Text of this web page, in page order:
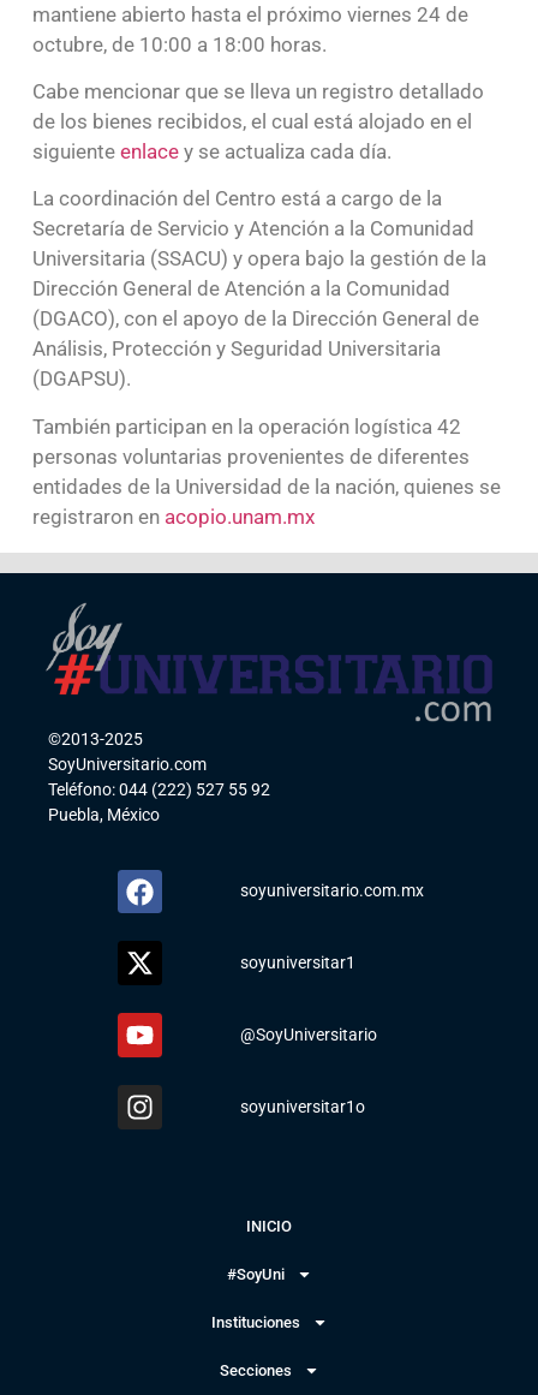
mantiene abierto hasta el próximo viernes 24 de
octubre, de 10:00 a 18:00 horas.
Cabe mencionar que se lleva un registro detallado
de los bienes recibidos, el cual está alojado en el
siguiente enlacey se actualiza cada día.
La coordinación del Centro está a cargo de la
Secretaría de Servicio y Atención a la Comunidad
Universitaria (SSACU) y opera bajo la gestión de la
Dirección General de Atención a la Comunidad
(DGACO), con el apoyo de la Dirección General de
Análisis, Protección y Seguridad Universitaria
(DGAPSU).
También participan en la operación logística 42
personas voluntarias provenientes de diferentes
entidades de la Universidad de la nación, quienes se
registraron en acopio.unam.mx
©2013-2025
SoyUniversitario.com
Teléfono: 044 (222) 527 55 92
Puebla, México
soyuniversitario.com.mx
soyuniversitar1
@SoyUniversitario
soyuniversitar1o
INICIO
#SoyUni
Instituciones
Secciones